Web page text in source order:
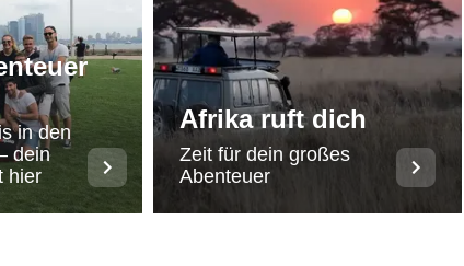
in den
dein
hier
Afrika ruft dich
Zeit für dein großes
Abenteuer